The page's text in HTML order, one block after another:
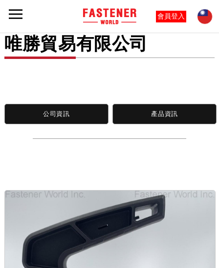
會員登入
唯勝貿易有限公司
公司資訊 產品資訊